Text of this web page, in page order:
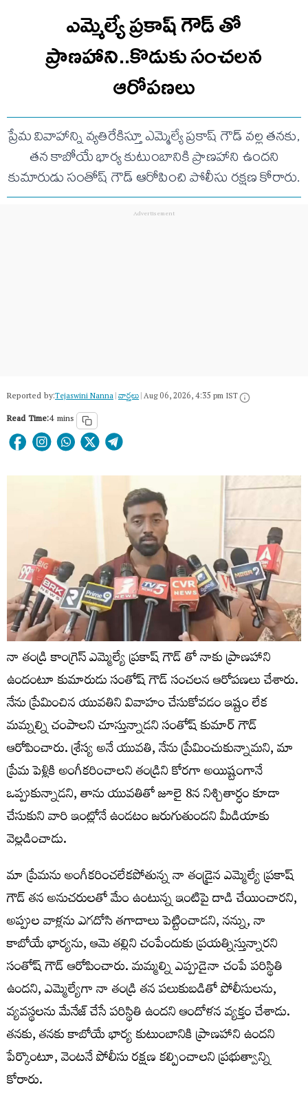
ఎమ్మెల్యే ప్రకాష్ గౌడ్ తో
ప్రాణహాని..కొడుకు సంచలన
ఆరోపణలు
ప్రేమ వివాహాన్ని వ్యతిరేకిస్తూ ఎమ్మెల్యే ప్రకాష్ గౌడ్ వల్ల తనకు,
తన కాబోయే భార్య కుటుంబానికి ప్రాణహాని ఉందని
కుమారుడు సంతోష్ గౌడ్ ఆరోపించి పోలీసు రక్షణ కోరారు.
Reported by:Tejaswini Nanna|వార్త‌లు|Aug 06, 2026, 4:35 pm IST
Read Time:4 mins
నా తండ్రి కాంగ్రెస్ ఎమ్మెల్యే ప్రకాష్ గౌడ్ తో నాకు ప్రాణహాని
ఉందంటూ కుమారుడు సంతోష్ గౌడ్ సంచలన ఆరోపణలు చేశారు.
నేను ప్రేమించిన యువతిని వివాహం చేసుకోవడం ఇష్టం లేక
మమ్నల్ని చంపాలని చూస్తున్నాడని సంతోష్ కుమార్ గౌడ్
ఆరోపించారు. శ్రేస్య అనే యువతి, నేను ప్రేమించుకున్నామని, మా
ప్రేమ పెళ్లికి అంగీకరించాలని తండ్రిని కోరగా అయిష్టంగానే
ఒప్పుకున్నాడని, తాను యువతితో జూలై 8న నిశ్చితార్ధం కూడా
చేసుకుని వారి ఇంట్లోనే ఉండటం జరుగుతుందని మీడియాకు
వెల్లడించాడు.
మా ప్రేమను అంగీకరించలేకపోతున్న నా తండ్రైన ఎమ్మెల్యే ప్రకాష్
గౌడ్ తన అనుచరులతో మేం ఉంటున్న ఇంటిపై దాడి చేయించారని,
అప్పుల వాళ్లను ఎగదోసి తగాదాలు పెట్టించాడని, నన్ను, నా
కాబోయే భార్యను, ఆమె తల్లిని చంపేందుకు ప్రయత్నిస్తున్నారని
సంతోష్ గౌడ్ ఆరోపించారు. మమ్మల్ని ఎప్పుడైనా చంపే పరిస్థితి
ఉందని, ఎమ్మెల్యేగా నా తండ్రి తన పలుకుబడితో పోలీసులను,
వ్యవస్థలను మేనేజ్ చేసే పరిస్థితి ఉందని ఆందోళన వ్యక్తం చేశాడు.
తనకు, తనకు కాబోయే భార్య కుటుంబానికి ప్రాణహాని ఉందని
పేర్కొంటూ, వెంటనే పోలీసు రక్షణ కల్పించాలని ప్రభుత్వాన్ని
కోరారు.